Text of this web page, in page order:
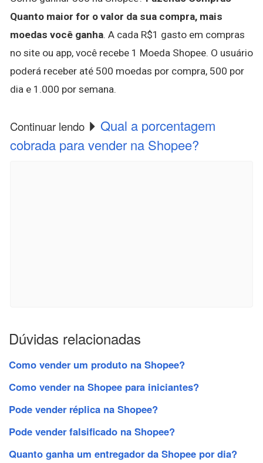
Quanto maior for o valor da sua compra, mais
moedas você ganha. A cada R$1 gasto em compras
no site ou app, você recebe 1 Moeda Shopee. O usuário
poderá receber até 500 moedas por compra, 500 por
dia e 1.000 por semana.
Continuar lendo
Qual a porcentagem
cobrada para vender na Shopee?
Dúvidas relacionadas
Como vender um produto na Shopee?
Como vender na Shopee para iniciantes?
Pode vender réplica na Shopee?
Pode vender falsificado na Shopee?
Quanto ganha um entregador da Shopee por dia?